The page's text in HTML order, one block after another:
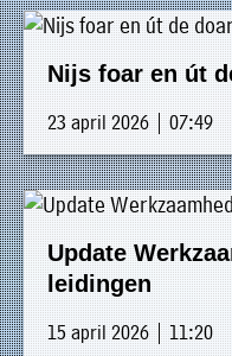
Nijs foar en út
23 april 2026 | 07:49
Update
leidingen
15 april 2026 | 11:20